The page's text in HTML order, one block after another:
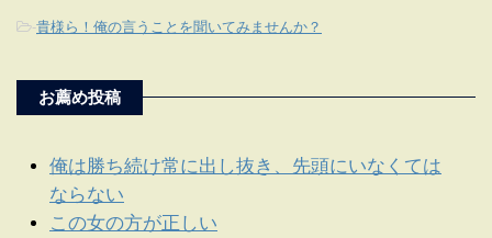
-貴様ら！俺の言うことを聞いてみませんか？
お薦め投稿
俺は勝ち続け常に出し抜き、先頭にいなくては
ならない
この女の方が正しい